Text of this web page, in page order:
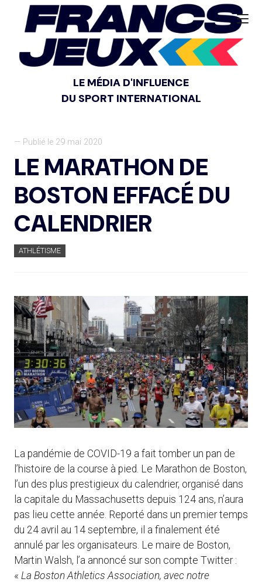
LE MÉDIA D'INFLUENCE
DU SPORT INTERNATIONAL
— Publié le 29 mai 2020
LE MARATHON DE
BOSTON EFFACÉ DU
CALENDRIER
ATHLÉTISME
La pandémie de COVID-19 a fait tomber un pan de
l’histoire de la course à pied. Le Marathon de Boston,
l’un des plus prestigieux du calendrier, organisé dans
la capitale du Massachusetts depuis 124 ans, n’aura
pas lieu cette année. Reporté dans un premier temps
du 24 avril au 14 septembre, il a finalement été
annulé par les organisateurs. Le maire de Boston,
Martin Walsh, l’a annoncé sur son compte Twitter :
« La Boston Athletics Association, avec notre